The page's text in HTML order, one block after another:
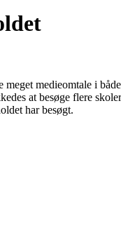
medieomtale i
at besøge flere
har besøgt.